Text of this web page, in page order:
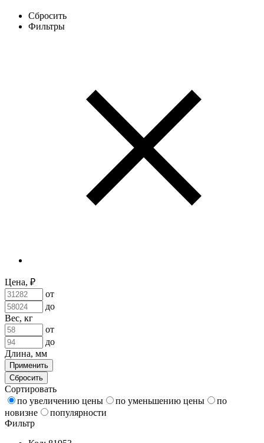
Сбросить
Фильтры
Цена, ₽
от
до
Вес, кг
от
до
Длина, мм
Применить
Сбросить
Сортировать
по увеличению цены
по уменьшению цены
по
новизне
популярности
Фильтр